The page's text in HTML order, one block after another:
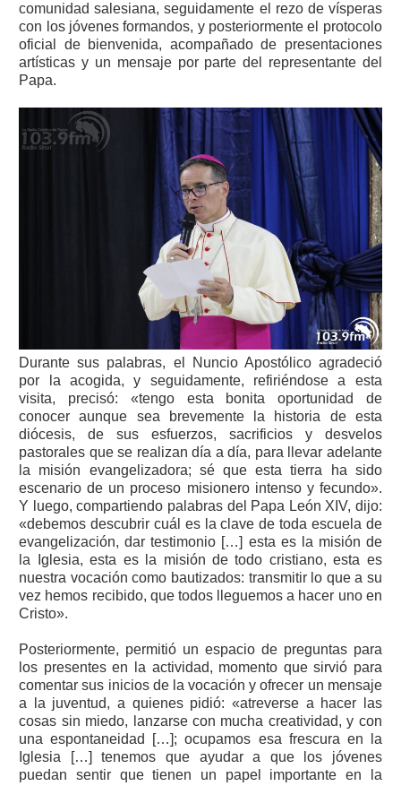
comunidad salesiana, seguidamente el rezo de vísperas
con los jóvenes formandos, y posteriormente el protocolo
oficial de bienvenida, acompañado de presentaciones
artísticas y un mensaje por parte del representante del
Papa.
Durante sus palabras, el Nuncio Apostólico agradeció
por la acogida, y seguidamente, refiriéndose a esta
visita, precisó: «tengo esta bonita oportunidad de
conocer aunque sea brevemente la historia de esta
diócesis, de sus esfuerzos, sacrificios y desvelos
pastorales que se realizan día a día, para llevar adelante
la misión evangelizadora; sé que esta tierra ha sido
escenario de un proceso misionero intenso y fecundo».
Y luego, compartiendo palabras del Papa León XIV, dijo:
«debemos descubrir cuál es la clave de toda escuela de
evangelización, dar testimonio […] esta es la misión de
la Iglesia, esta es la misión de todo cristiano, esta es
nuestra vocación como bautizados: transmitir lo que a su
vez hemos recibido, que todos lleguemos a hacer uno en
Cristo».
Posteriormente, permitió un espacio de preguntas para
los presentes en la actividad, momento que sirvió para
comentar sus inicios de la vocación y ofrecer un mensaje
a la juventud, a quienes pidió: «atreverse a hacer las
cosas sin miedo, lanzarse con mucha creatividad, y con
una espontaneidad […]; ocupamos esa frescura en la
Iglesia […] tenemos que ayudar a que los jóvenes
puedan sentir que tienen un papel importante en la